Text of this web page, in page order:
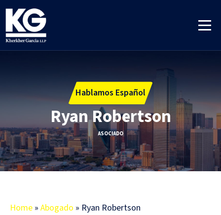
Hablamos Español
Ryan Robertson
ASOCIADO
Home » Abogado » Ryan Robertson